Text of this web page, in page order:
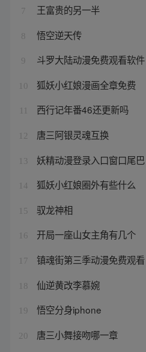
7 王富贵的另一半
8 悟空逆天传
9 斗罗大陆动漫免费观看软件
10 狐妖小红娘漫画全章免费
西行记年番46还更新吗
12 唐三阿银灵魂互换
13 妖精动漫登录入口窗口尾巴
14 狐妖小红娘圈外有些什么
15 驭龙神相
16 开局一座山女主角有几个
17 镇魂街第三季动漫免费观看
18 仙逆黄改李慕婉
19 悟空分身iphone
20 唐三小舞接吻哪一章